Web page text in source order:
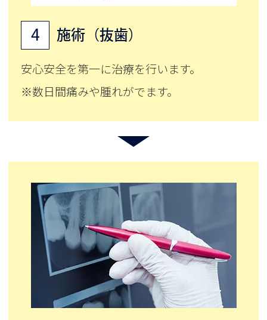
4 施術（抜歯）
安心安全を第一に治療を行います。
※数日間痛みや腫れがでます。